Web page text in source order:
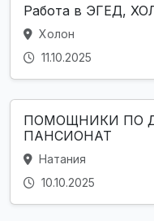
Работа в ЭГЕД,
Холон
11.10.2025
ПОМОЩНИКИ ПО
ПАНСИОНАТ
Натания
10.10.2025